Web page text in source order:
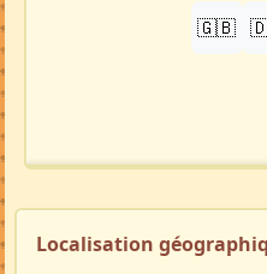
🇬🇧
Localisation